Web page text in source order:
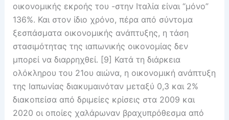
οικονομικής εκροής του -στην Ιταλία είναι “μόνο”
136%. Και στον ίδιο χρόνο, πέρα από σύντομα
ξεσπάσματα οικονομικής ανάπτυξης, η τάση
στασιμότητας της ιαπωνικής οικονομίας δεν
μπορεί να διαρρηχθεί. [9] Κατά τη διάρκεια
ολόκληρου του 21ου αιώνα, η οικονομική ανάπτυξη
της Ιαπωνίας διακυμαινόταν μεταξύ 0,3 και 2%
διακοπείσα από δριμείες κρίσεις στα 2009 και
2020 οι οποίες χαλάρωναν βραχυπρόθεσμα από